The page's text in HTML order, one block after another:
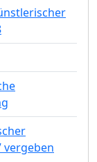
vergeben